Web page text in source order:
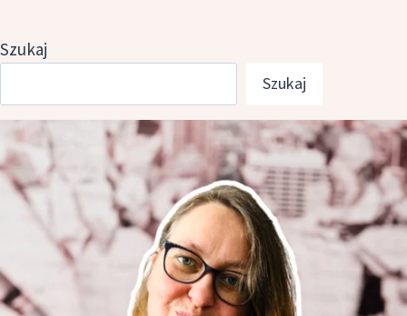
Szukaj
Szukaj